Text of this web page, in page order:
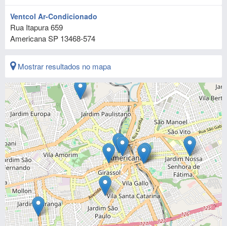
Ventcol Ar-Condicionado
Rua Itapura 659
AmericanaSP 13468-574
Mostrar resultados no mapa